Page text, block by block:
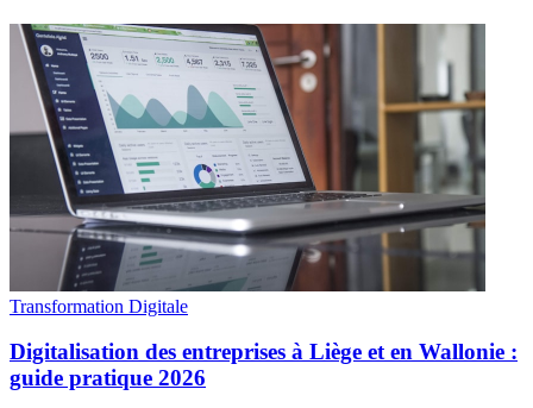
Transformation Digitale
Digitalisation des entreprises à Liège et en Wallonie :
guide pratique 2026